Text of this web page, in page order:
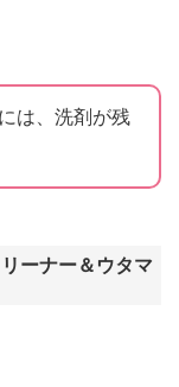
は、洗剤が残
ーナー＆ウタマ